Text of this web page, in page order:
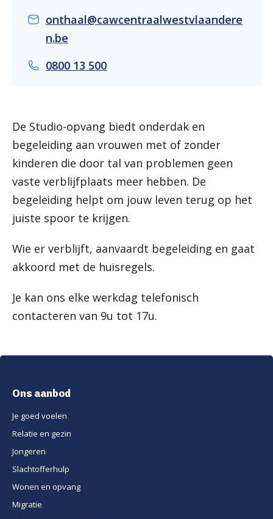
onthaal@cawcentraalwestvlaandere
n.be
0800 13 500
De Studio-opvang biedt onderdak en
begeleiding aan vrouwen met of zonder
kinderen die door tal van problemen geen
vaste verblijfplaats meer hebben. De
begeleiding helpt om jouw leven terug op het
juiste spoor te krijgen.
Wie er verblijft, aanvaardt begeleiding en gaat
akkoord met de huisregels.
Je kan ons elke werkdag telefonisch
contacteren van 9u tot 17u.
Ons aanbod
Je goed voelen
Relatie en gezin
Jongeren
Slachtofferhulp
Wonen en opvang
Migratie